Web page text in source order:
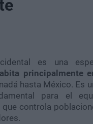
es una
principalmente
hasta México. Es
para el
que controla